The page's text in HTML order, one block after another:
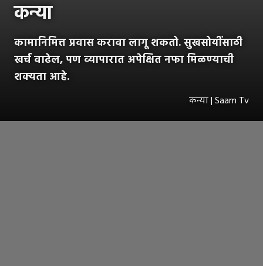
कन्या
कामानिमित्त प्रवास करावा लागू शकतो. सुखसोयींसाठी
खर्च वाढेल, पण व्यापारात अपेक्षित नफा मिळण्याची
शक्यता आहे.
कन्या | Saam Tv